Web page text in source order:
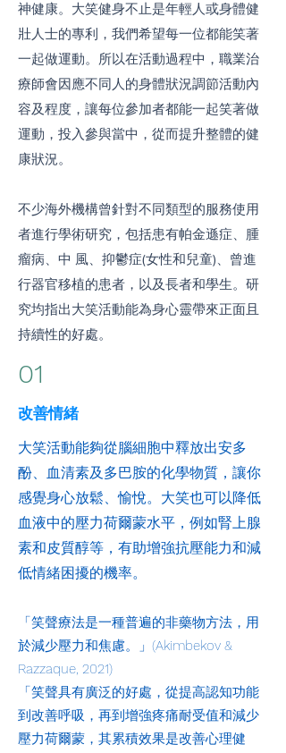
神健康。大笑健身不止是年輕人或身體健
壯人士的專利，我們希望每一位都能笑著
一起做運動。所以在活動過程中，職業治
療師會因應不同人的身體狀況調節活動內
容及程度，讓每位參加者都能一起笑著做
運動，投入參與當中，從而提升整體的健
康狀況。
不少海外機構曾針對不同類型的服務使用
者進行學術研究，包括患有帕金遜症、腫
瘤病、中 風、抑鬱症(女性和兒童)、曾進
行器官移植的患者，以及長者和學生。研
究均指出大笑活動能為身心靈帶來正面且
持續性的好處。
01
改善情緒
大笑活動能夠從腦細胞中釋放出安多
酚、血清素及多巴胺的化學物質，讓你
感覺身心放鬆、愉悅。大笑也可以降低
血液中的壓力荷爾蒙水平，例如腎上腺
素和皮質醇等，有助增強抗壓能力和減
低情緒困擾的機率。
「笑聲療法是一種普遍的非藥物方法，用
於減少壓力和焦慮。」(Akimbekov &
Razzaque, 2021)
「笑聲具有廣泛的好處，從提高認知功能
到改善呼吸，再到增強疼痛耐受值和減少
壓力荷爾蒙，其累積效果是改善心理健